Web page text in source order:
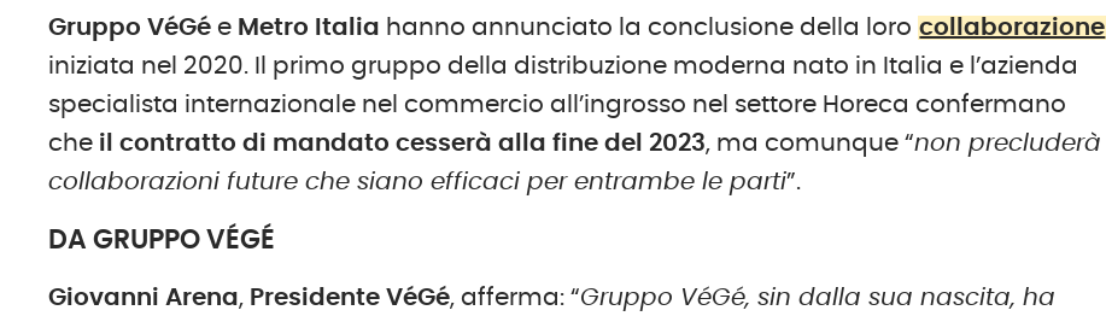
Gruppo VéGé e Metro Italia hanno annunciato la conclusione della loro collaborazione
iniziata nel 2020. Il primo gruppo della distribuzione moderna nato in Italia e l’azienda
specialista internazionale nel commercio all’ingrosso nel settore Horeca confermano
che il contratto di mandato cesserà alla fine del 2023, ma comunque “non precluderà
collaborazioni future che siano efficaci per entrambe le parti”.
DA GRUPPO VÉGÉ
Giovanni Arena, Presidente VéGé, afferma: “Gruppo VéGé, sin dalla sua nascita, ha